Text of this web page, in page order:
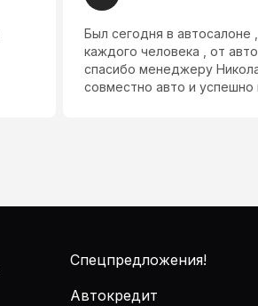
Был сегодня в
каждого человека , от
спасибо менеджеру
совместно авто и успешно
Спецпредложения!
Автокредит